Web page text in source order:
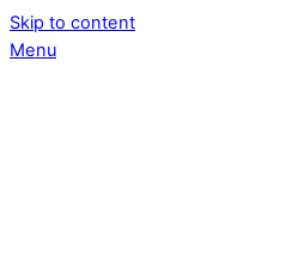
Skip to content
Menu